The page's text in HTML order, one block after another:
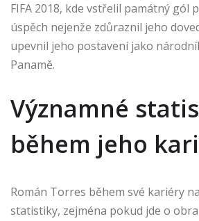
FIFA 2018, kde vstřelil památný gól
úspěch nejenže zdůraznil jeho
upevnil jeho postavení jako
Panamě.
Významné
během jeho
Román Torres během své kariéry
statistiky, zejména pokud jde o